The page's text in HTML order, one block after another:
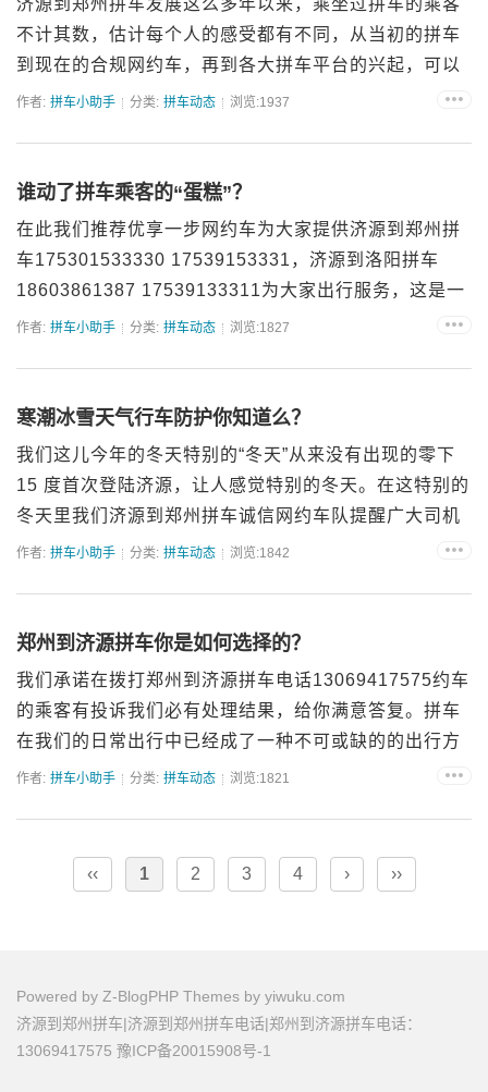
不计其数，估计每个人的感受都有不同，从当初的拼车
到现在的合规网约车，再到各大拼车平台的兴起，可以
说现在这个行业里面什么样的人，什么样的车都有，鱼
作者: 拼车小助手 分类: 拼车动态 浏览:1937
谁动了拼车乘客的“蛋糕”？
在此我们推荐优享一步网约车为大家提供济源到郑州拼
车175301533330 17539153331，济源到洛阳拼车
18603861387 17539133311为大家出行服务，这是一
家正规的网约车公司，可以提供正规发票。济源到郑州
作者: 拼车小助手 分类: 拼车动态 浏览:1827
寒潮冰雪天气行车防护你知道么？
我们这儿今年的冬天特别的“冬天”从来没有出现的零下
15 度首次登陆济源，让人感觉特别的冬天。在这特别的
冬天里我们济源到郑州拼车诚信网约车队提醒广大司机
朋友注意做好冬季行车安全，以下几点供大家参考：1.
作者: 拼车小助手 分类: 拼车动态 浏览:1842
郑州到济源拼车你是如何选择的？
我们承诺在拨打郑州到济源拼车电话13069417575约车
的乘客有投诉我们必有处理结果，给你满意答复。拼车
在我们的日常出行中已经成了一种不可或缺的的出行方
式之一，长途短途都可以足不出户预约拼车，很是方
作者: 拼车小助手 分类: 拼车动态 浏览:1821
‹‹ 1 2 3 4 › ››
Powered by Z-BlogPHP Themes by yiwuku.com
济源到郑州拼车|济源到郑州拼车电话|郑州到济源拼车电话：
13069417575 豫ICP备20015908号-1